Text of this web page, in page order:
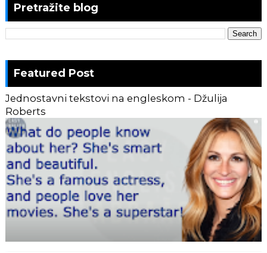
Pretražite blog
Featured Post
Jednostavni tekstovi na engleskom - Džulija
Roberts